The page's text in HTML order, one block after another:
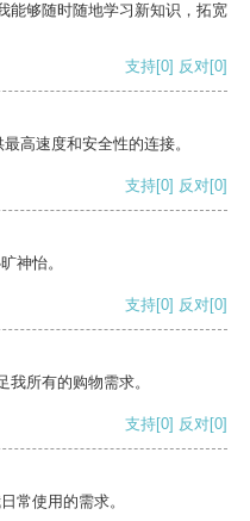
能够随时随地学习新知识，拓宽
支持[0] 反对[0]
高速度和安全性的连接。
支持[0] 反对[0]
神怡。
支持[0] 反对[0]
所有的购物需求。
支持[0] 反对[0]
常使用的需求。